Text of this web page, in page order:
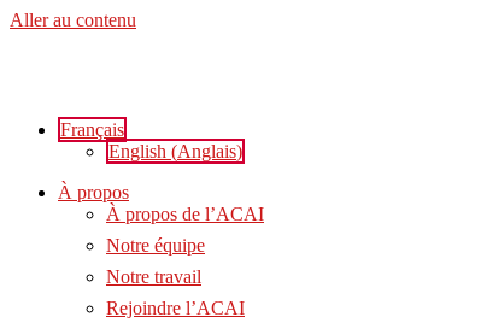
Aller au contenu
Français
English (Anglais)
À propos
À propos de l’ACAI
Notre équipe
Notre travail
Rejoindre l’ACAI